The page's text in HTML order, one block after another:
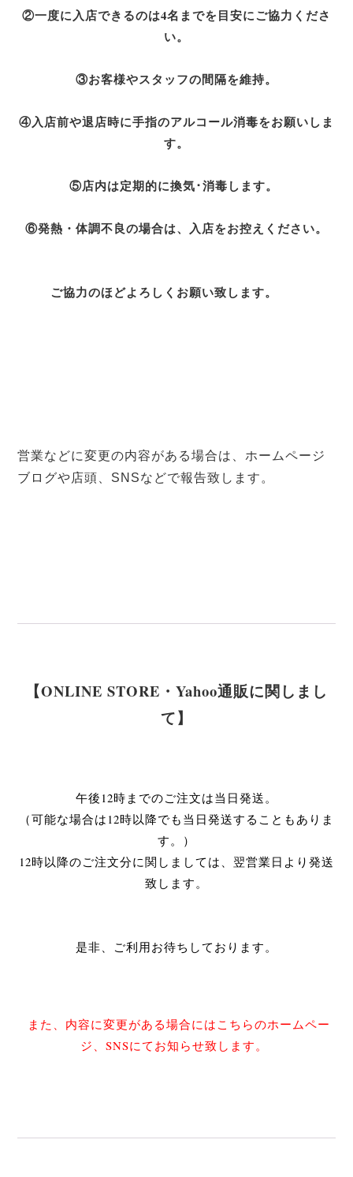
②一度に入店できるのは4名までを目安にご協力くださ
い。
③お客様やスタッフの間隔を維持。
④入店前や退店時に手指のアルコール消毒をお願いしま
す。
⑤店内は定期的に換気･消毒します。
⑥発熱・体調不良の場合は、入店をお控えください。
ご協力のほどよろしくお願い致します。
営業などに変更の内容がある場合は、ホームページ
ブログや店頭、SNSなどで報告致します。
【ONLINE STORE・Yahoo通販に関しまし
て】
午後12時までのご注文は当日発送。
（可能な場合は12時以降でも当日発送することもありま
す。）
12時以降のご注文分に関しましては、翌営業日より発送
致します。
是非、ご利用お待ちしております。
また、内容に変更がある場合にはこちらのホームペー
ジ、SNSにてお知らせ致します。